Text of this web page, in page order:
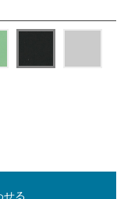
せる